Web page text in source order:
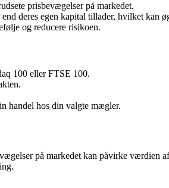
prisbevægelser på markedet.
deres egen kapital tillader, hvilket kan
og reducere risikoen.
100 eller FTSE 100.
handel hos din valgte mægler.
på markedet kan påvirke værdien